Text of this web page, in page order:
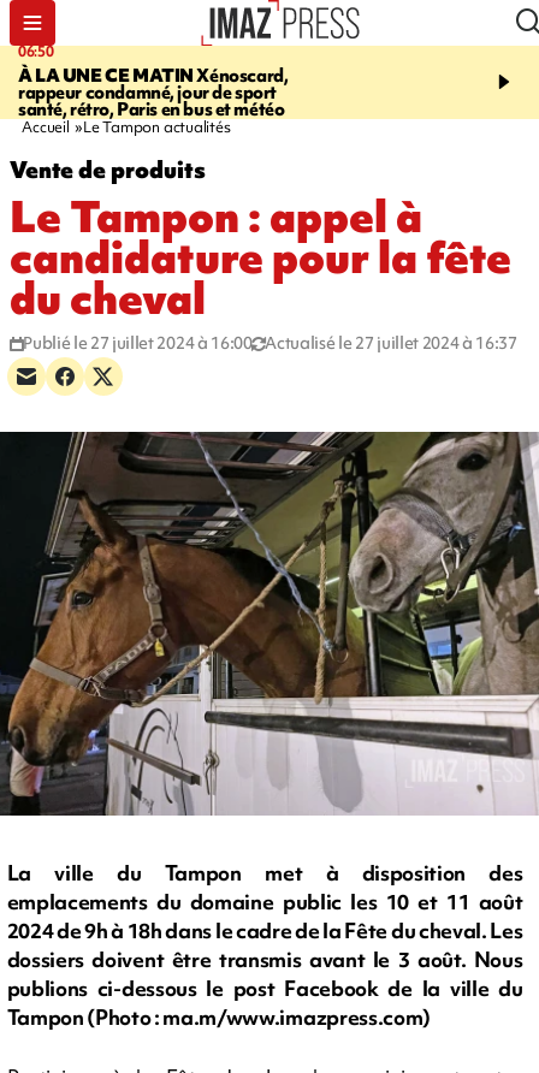
06:50
À LA UNE CE MATINXénoscard,
rappeur condamné, jour de sport
santé, rétro, Paris en bus et météo
08:53
Jour de
2026 - bouger,
Accueil Le Tampon actualités
Vente de produits
Le Tampon : appel à
candidature pour la fête
du cheval
Publié le 27 juillet 2024 à 16:00 Actualisé le 27 juillet 2024 à 16:37
La ville du Tampon met à disposition des
emplacements du domaine public les 10 et 11 août
2024 de 9h à 18h dans le cadre de la Fête du cheval. Les
dossiers doivent être transmis avant le 3 août. Nous
publions ci-dessous le post Facebook de la ville du
Tampon (Photo : ma.m/www.imazpress.com)